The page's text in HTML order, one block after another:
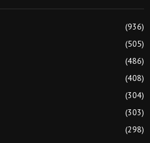
(936)
(505)
(486)
(408)
(304)
(303)
(298)